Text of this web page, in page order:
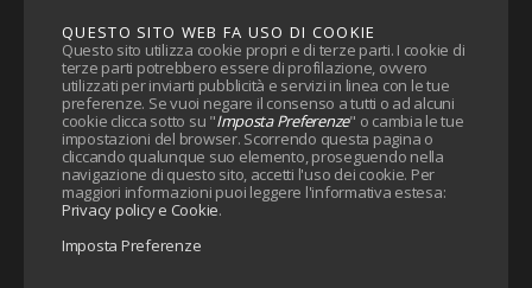
QUESTO SITO WEB FA USO DI COOKIE
Questo sito utilizza cookie propri e di terze parti. I cookie di
terze parti potrebbero essere di profilazione, ovvero
utilizzati per inviarti pubblicità e servizi in linea con le tue
preferenze. Se vuoi negare il consenso a tutti o ad alcuni
cookie clicca sotto su "Imposta Preferenze" o cambia le tue
impostazioni del browser. Scorrendo questa pagina o
cliccando qualunque suo elemento, proseguendo nella
navigazione di questo sito, accetti l'uso dei cookie. Per
maggiori informazioni puoi leggere l'informativa estesa:
Privacy policy e Cookie.
Imposta Preferenze